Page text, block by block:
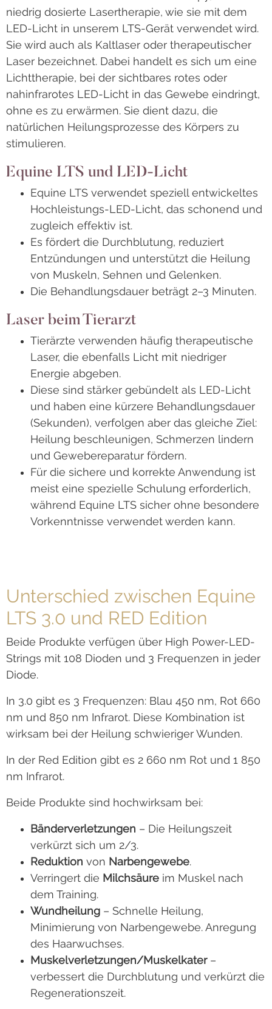
niedrig dosierte Lasertherapie, wie sie mit dem
LED-Licht in unserem LTS-Gerät verwendet wird.
Sie wird auch als Kaltlaser oder therapeutischer
Laser bezeichnet. Dabei handelt es sich um eine
Lichttherapie, bei der sichtbares rotes oder
nahinfrarotes LED-Licht in das Gewebe eindringt,
ohne es zu erwärmen. Sie dient dazu, die
natürlichen Heilungsprozesse des Körpers zu
stimulieren.
Equine LTS und LED-Licht
Equine LTS verwendet speziell entwickeltes
Hochleistungs-LED-Licht, das schonend und
zugleich effektiv ist.
Es fördert die Durchblutung, reduziert
Entzündungen und unterstützt die Heilung
von Muskeln, Sehnen und Gelenken.
Die Behandlungsdauer beträgt 2–3 Minuten.
Laser beim Tierarzt
Tierärzte verwenden häufig therapeutische
Laser, die ebenfalls Licht mit niedriger
Energie abgeben.
Diese sind stärker gebündelt als LED-Licht
und haben eine kürzere Behandlungsdauer
(Sekunden), verfolgen aber das gleiche Ziel:
Heilung beschleunigen, Schmerzen lindern
und Gewebereparatur fördern.
Für die sichere und korrekte Anwendung ist
meist eine spezielle Schulung erforderlich,
während Equine LTS sicher ohne besondere
Vorkenntnisse verwendet werden kann.
Unterschied zwischen Equine
LTS 3.0 und RED Edition
Beide Produkte verfügen über High Power-LED-
Strings mit 108 Dioden und 3 Frequenzen in jeder
Diode.
In 3.0 gibt es 3 Frequenzen: Blau 450 nm, Rot 660
nm und 850 nm Infrarot. Diese Kombination ist
wirksam bei der Heilung schwieriger Wunden.
In der Red Edition gibt es 2 660 nm Rot und 1 850
nm Infrarot.
Beide Produkte sind hochwirksam bei:
Bänderverletzungen – Die Heilungszeit
verkürzt sich um 2/3.
Reduktion von Narbengewebe.
Verringert die Milchsäure im Muskel nach
dem Training.
Wundheilung – Schnelle Heilung,
Minimierung von Narbengewebe. Anregung
des Haarwuchses.
Muskelverletzungen/Muskelkater–
verbessert die Durchblutung und verkürzt die
Regenerationszeit.